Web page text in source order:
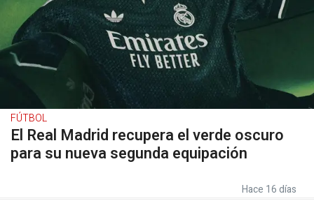
FÚTBOL
El Real Madrid recupera el verde oscuro
para su nueva segunda equipación
Hace 16 días